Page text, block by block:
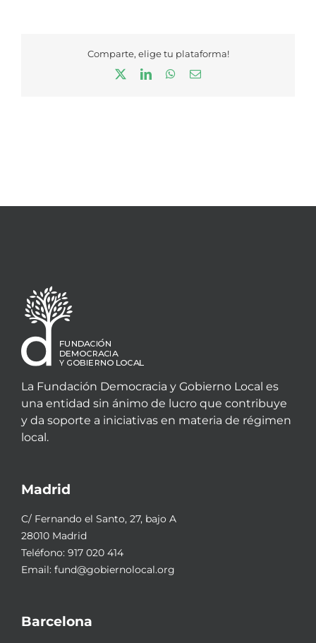
Comparte, elige tu plataforma!
LinkedInWhatsApp
Correo
La Fundación Democracia y Gobierno Local es
una entidad sin ánimo de lucro que contribuye
y da soporte a iniciativas en materia de régimen
local.
Madrid
C/ Fernando el Santo, 27, bajo A
28010 Madrid
Teléfono: 917 020 414
Email: fund@gobiernolocal.org
Barcelona